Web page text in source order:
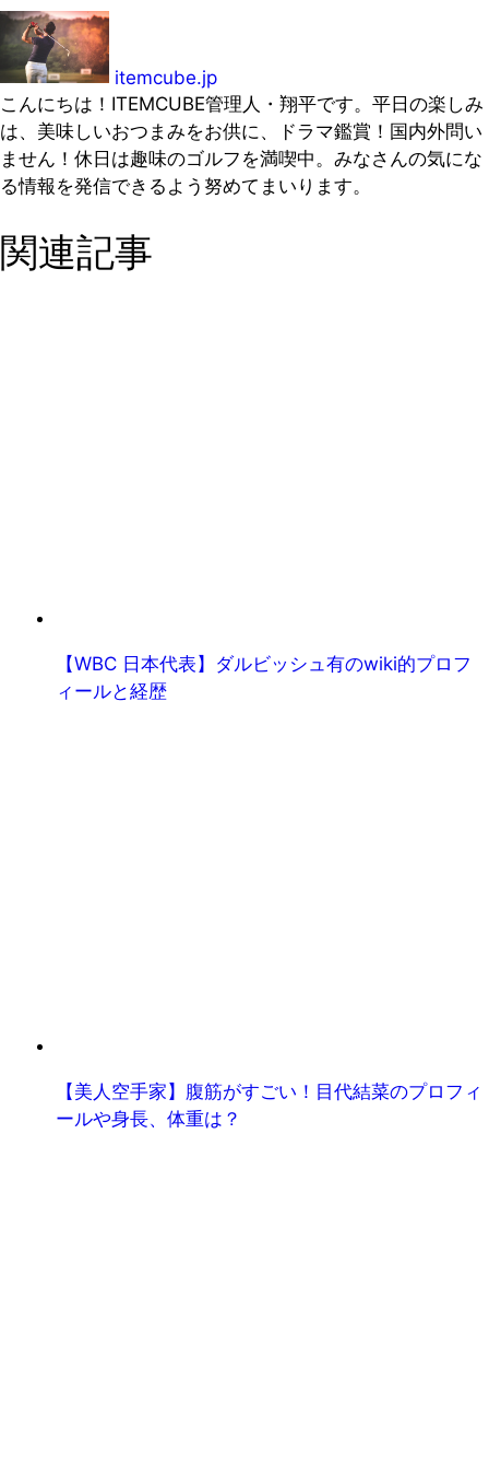
itemcube.jp
こんにちは！ITEMCUBE管理人・翔平です。平日の楽しみ
は、美味しいおつまみをお供に、ドラマ鑑賞！国内外問い
ません！休日は趣味のゴルフを満喫中。みなさんの気にな
る情報を発信できるよう努めてまいります。
関連記事
【WBC 日本代表】ダルビッシュ有のwiki的プロフ
ィールと経歴
【美人空手家】腹筋がすごい！目代結菜のプロフィ
ールや身長、体重は？